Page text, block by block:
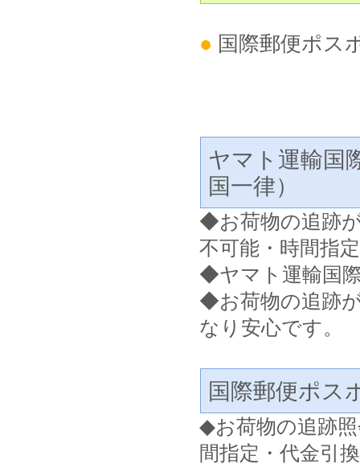
● 国際郵便ポス
ヤマト運輸国
国一律）
◆お荷物の追跡
不可能・時間指
◆ヤマト運輸国
◆お荷物の追跡
なり安心です。
国際郵便ポス
◆お荷物の追跡
間指定・代金引